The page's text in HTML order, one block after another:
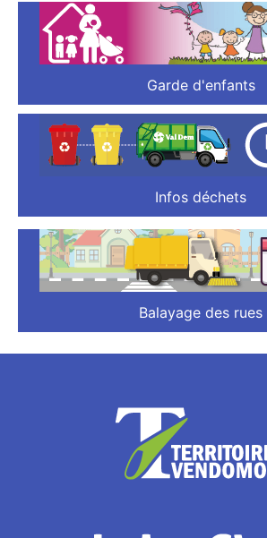
Garde d'enfants
Infos déchets
Balayage des rues